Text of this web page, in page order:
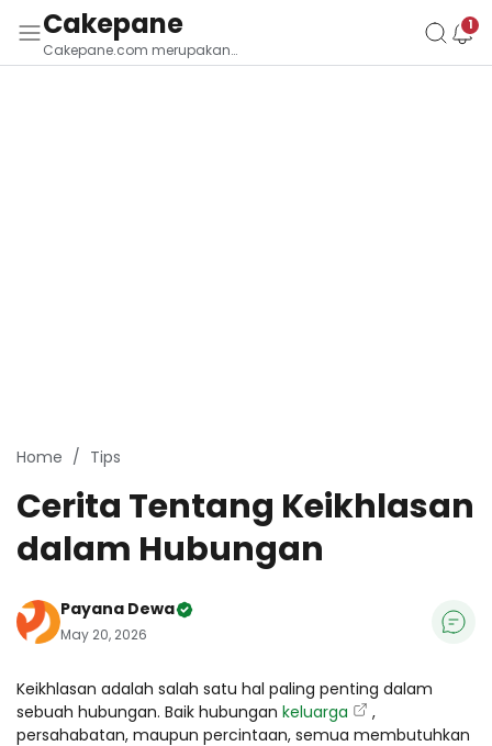
Cakepane
Cakepane.com merupakan
situs yang membahas Budaya
Home Tips
Cerita Tentang Keikhlasan
dalam Hubungan
Payana Dewa
May 20, 2026
Keikhlasan adalah salah satu hal paling penting dalam
sebuah hubungan. Baik hubungan keluarga
,
persahabatan, maupun percintaan, semua membutuhkan